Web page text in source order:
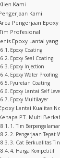
Kami
Kami
Pengerjaan Epoxy
Profesional
Epoxy Lantai
Epoxy Coating
Epoxy Seal Coating
Epoxy Injection
Epoxy Water Proofing
Fyuretan Coating
Epoxy Lantai Self
Epoxy Multilayer
Lantai Kualitas
PT. Multi
1. Tim
2. Pengerjaan Tepat
3. Cat Berkualitas
4. Harga Kompetitif